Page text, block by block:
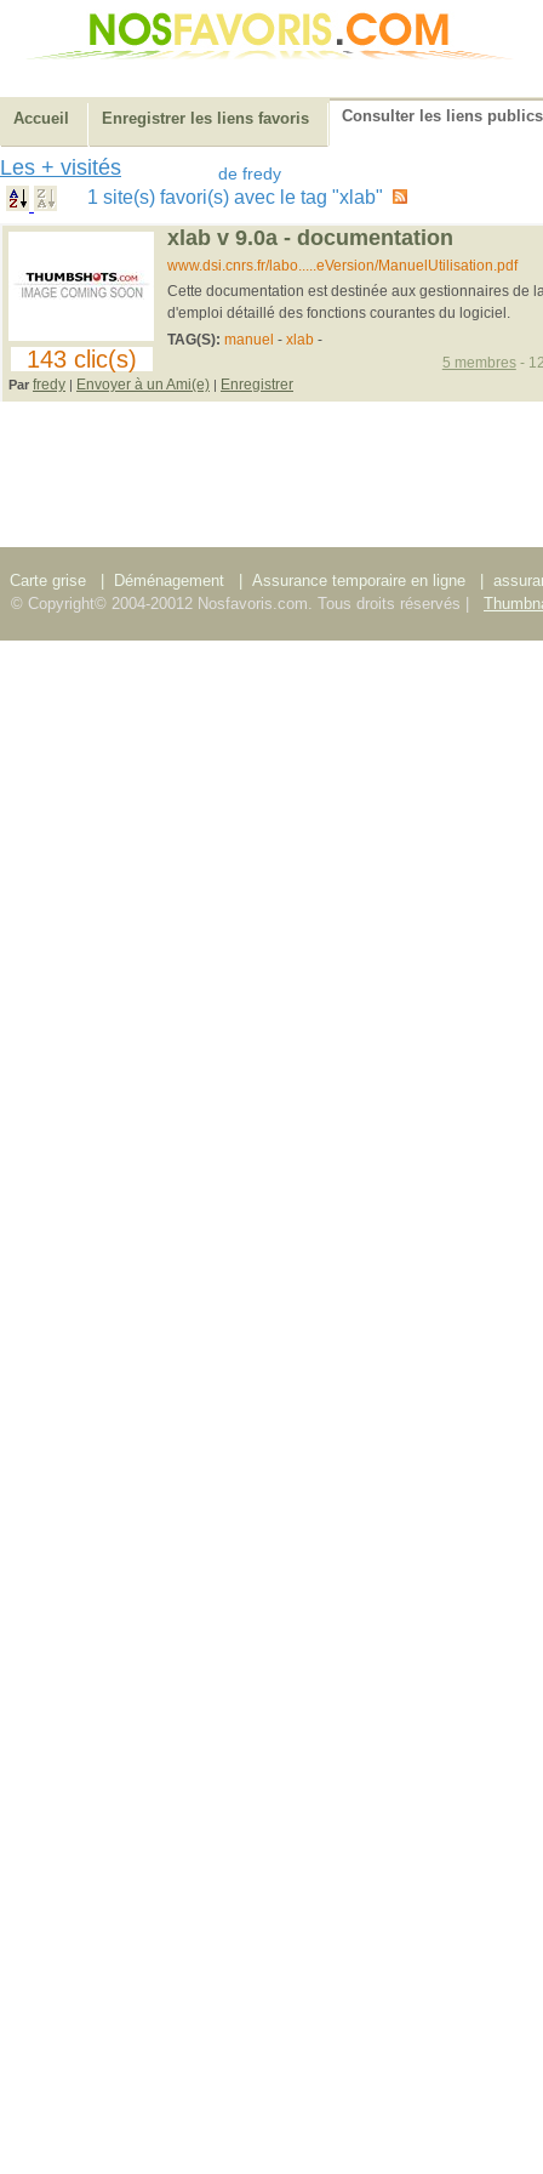
Accueil Enregistrer les liens favoris Consulter les liens publics
Les + visités de fredy
1 site(s) favori(s) avec le tag "xlab"
143 clic(s)
xlab v 9.0a - documentation
www.dsi.cnrs.fr/labo.....eVersion/ManuelUtilisation.pdf
Cette documentation est destinée aux gestionnaires de
d'emploi détaillé des fonctions courantes du logiciel.
TAG(S): manuel - xlab-
Par fredy | Envoyer à un Ami(e) | Enregistrer
5 membres-
Carte grise Déménagement Assurance temporaire en ligne
© Copyright© 2004-20012 Nosfavoris.com. Tous droits réservés |